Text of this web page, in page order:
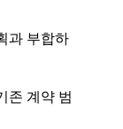
과 부합하
존 계약 범